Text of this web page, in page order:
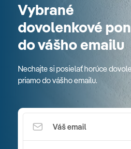
Vybrané
dovolenkové
do vášho emailu
Nechajte si posielať horúce
priamo do vášho emailu.